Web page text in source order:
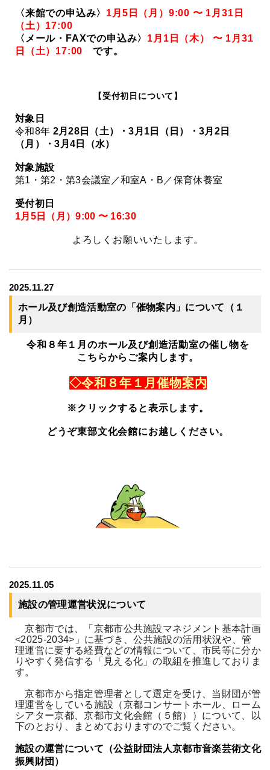
〈来館での申込み〉 1月5日（月）9:00 〜 1月31日
（土）17:00
〈メール・FAXでの申込み〉 1月1日（木） 〜 1月31
日（土）17:00 です。
【受付初日 について】
対象日
令和8年 2月28日（土）・3月1日（日）・3月2日
（月）・3月4日（水）
対象施設
第1・第2・第3会議室／和室A・B／保育休養室
受付初日
1月5日（月）9:00 〜 16:30
よろしくお願いいたします。
2025.11.27
ホール及び創造活動室の「催物案内」について（１
月）
令和８年１月のホール及び創造活動室の催し物を
こちらからご案内します。
◇令和８年１月催物案内
※クリックすると表示します。
どうぞ東部文化会館にお越しください。
2025.11.05
施設の管理運営状況について
京都市では、「京都市公共施設マネジメント基本計画
<2025-2034>」に基づき、公共施設の活用状況や、管
理運営に要する経費などの情報について、市民等に分か
りやすく発信する「見える化」の取組を推進しておりま
す。
京都市から指定管理者として選定を受け、当財団が管
理運営をしている施設（京都コンサートホール、ローム
シアター京都、京都市文化会館（５館））について、
以
下のとおり、まとめておりますのでご覧ください。
施設の運営について（公益財団法人京都市音楽芸術文化
振興財団）